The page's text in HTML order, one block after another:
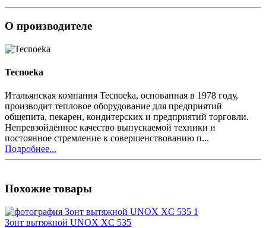
О производителе
Tecnoeka
Итальянская компания Tecnoeka, основанная в 1978 году,
производит тепловое оборудование для предприятий
общепита, пекарен, кондитерских и предприятий торговли.
Непревзойдённое качество выпускаемой техники и
постоянное стремление к совершенствованию п...
Подробнее...
Похожие товары
Зонт вытяжной UNOX XC 535